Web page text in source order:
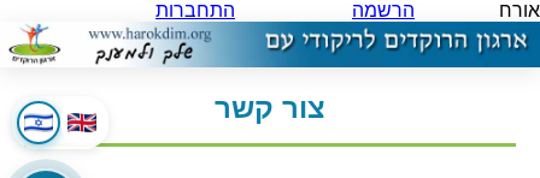
אורח הרשמה התחברות
צור קשר